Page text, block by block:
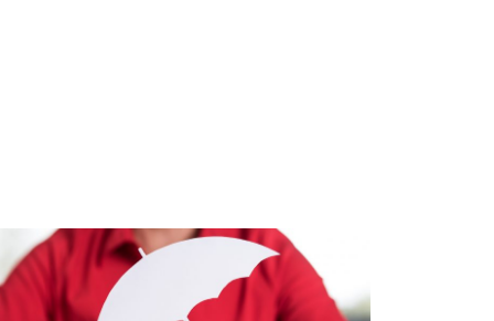
cinco
para
mascotas